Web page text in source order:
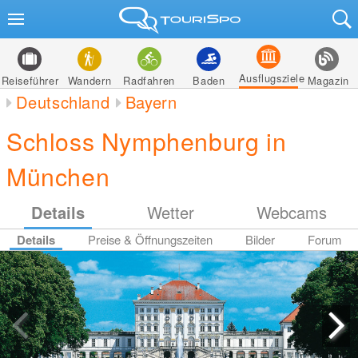
Reiseführer Wandern Radfahren Baden Ausflugsziele Magazin
Deutschland Bayern
Schloss Nymphenburg in
München
Details Wetter Webcams
Details Preise & Öffnungszeiten Bilder Forum